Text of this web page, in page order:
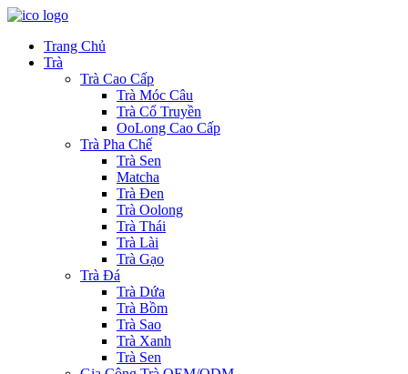
Trang Chủ
Trà
Trà Cao Cấp
Trà Móc Câu
Trà Cổ Truyền
OoLong Cao Cấp
Trà Pha Chế
Trà Sen
Matcha
Trà Đen
Trà Oolong
Trà Thái
Trà Lài
Trà Gạo
Trà Đá
Trà Dứa
Trà Bồm
Trà Sao
Trà Xanh
Trà Sen